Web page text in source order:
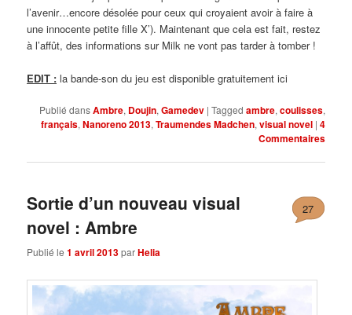
l’avenir…encore désolée pour ceux qui croyaient avoir à faire à
une innocente petite fille X’). Maintenant que cela est fait, restez
à l’affût, des informations sur Milk ne vont pas tarder à tomber !
EDIT : la bande-son du jeu est disponible gratuitement ici
Publié dansAmbre, Doujin, Gamedev | Tagged ambre, coulisses,
français, Nanoreno 2013, Traumendes Madchen, visual novel | 4
Commentaires
Sortie d’un nouveau visual
novel : Ambre
Publié le1 avril 2013parHelia
27